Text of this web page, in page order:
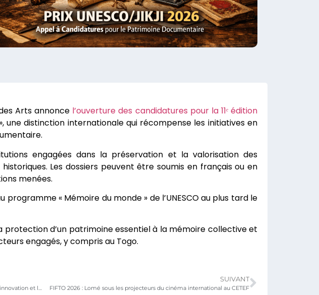
Arts annonce l’ouverture des candidatures pour la 11ᵉ édition
une distinction internationale qui récompense les initiatives en
engagées dans la préservation et la valorisation des
Les dossiers peuvent être soumis en français ou en
menées.
« Mémoire du monde » de l’UNESCO au plus tard le
protection d’un patrimoine essentiel à la mémoire collective et
engagés, y compris au Togo.
Réouverture de l’Espace Orange : un nouveau souffle pour l’innovation et l’expression des jeunes à Lomé
SUIVANT
FIFTO 2026 : Lomé sous les projecteurs du cinéma international au CETEF